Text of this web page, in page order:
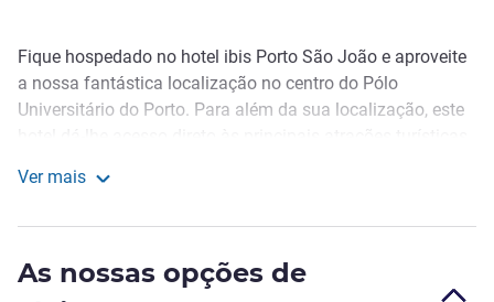
Descrição
Fique hospedado no hotel ibis Porto São João e aproveite
a nossa fantástica localização no centro do Pólo
Universitário do Porto. Para além da sua localização, este
minutos; e ainda é 100% não fumador. Se visitar o hotel
estacionamento gratuito
Ver mais
As nossas opções de